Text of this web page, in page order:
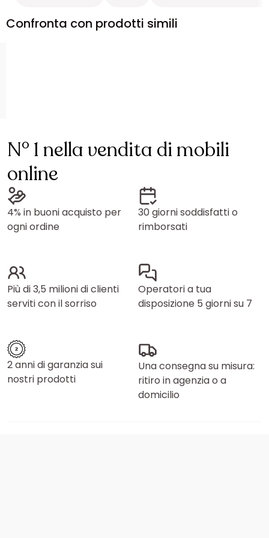
Confronta con prodotti simili
N° 1 nella vendita di mobili
online
4% in buoni acquisto per
ogni ordine
30 giorni soddisfatti o
rimborsati
Più di 3,5 milioni di clienti
serviti con il sorriso
Operatori a tua
disposizione 5 giorni su 7
2 anni di garanzia sui
nostri prodotti
Una consegna su misura:
ritiro in agenzia o a
domicilio